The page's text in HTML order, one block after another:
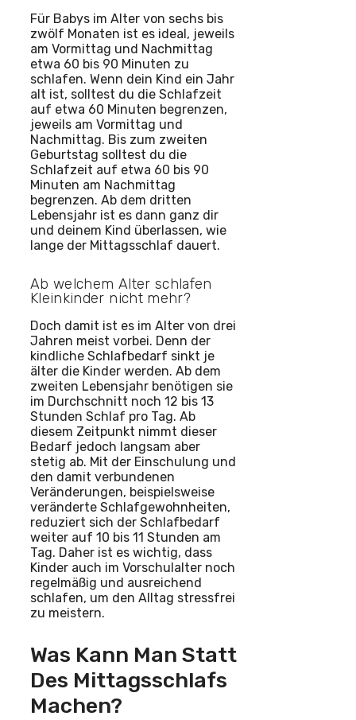
Für Babys im Alter von sechs bis
zwölf Monaten ist es ideal, jeweils
am Vormittag und Nachmittag
etwa 60 bis 90 Minuten zu
schlafen. Wenn dein Kind ein Jahr
alt ist, solltest du die Schlafzeit
auf etwa 60 Minuten begrenzen,
jeweils am Vormittag und
Nachmittag. Bis zum zweiten
Geburtstag solltest du die
Schlafzeit auf etwa 60 bis 90
Minuten am Nachmittag
begrenzen. Ab dem dritten
Lebensjahr ist es dann ganz dir
und deinem Kind überlassen, wie
lange der Mittagsschlaf dauert.
Ab welchem Alter schlafen
Kleinkinder nicht mehr?
Doch damit ist es im Alter von drei
Jahren meist vorbei. Denn der
kindliche Schlafbedarf sinkt je
älter die Kinder werden. Ab dem
zweiten Lebensjahr benötigen sie
im Durchschnitt noch 12 bis 13
Stunden Schlaf pro Tag. Ab
diesem Zeitpunkt nimmt dieser
Bedarf jedoch langsam aber
stetig ab. Mit der Einschulung und
den damit verbundenen
Veränderungen, beispielsweise
veränderte Schlafgewohnheiten,
reduziert sich der Schlafbedarf
weiter auf 10 bis 11 Stunden am
Tag. Daher ist es wichtig, dass
Kinder auch im Vorschulalter noch
regelmäßig und ausreichend
schlafen, um den Alltag stressfrei
zu meistern.
Was Kann Man Statt
Des Mittagsschlafs
Machen?